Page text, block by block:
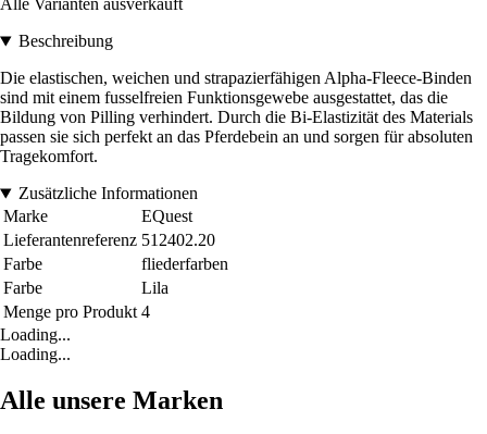
Alle Varianten ausverkauft
Beschreibung
Die elastischen, weichen und strapazierfähigen Alpha-Fleece-Binden
sind mit einem fusselfreien Funktionsgewebe ausgestattet, das die
Bildung von Pilling verhindert. Durch die Bi-Elastizität des Materials
passen sie sich perfekt an das Pferdebein an und sorgen für absoluten
Tragekomfort.
Zusätzliche Informationen
Marke
EQuest
Lieferantenreferenz 512402.20
Farbe
fliederfarben
Farbe
Lila
Menge pro Produkt 4
Loading...
Loading...
Alle unsere Marken